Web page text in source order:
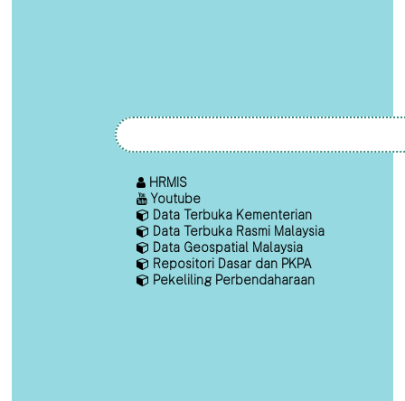
HRMIS
Youtube
Data Terbuka Kementerian
Data Terbuka Rasmi Malaysia
Data Geospatial Malaysia
Repositori Dasar dan PKPA
Pekeliling Perbendaharaan